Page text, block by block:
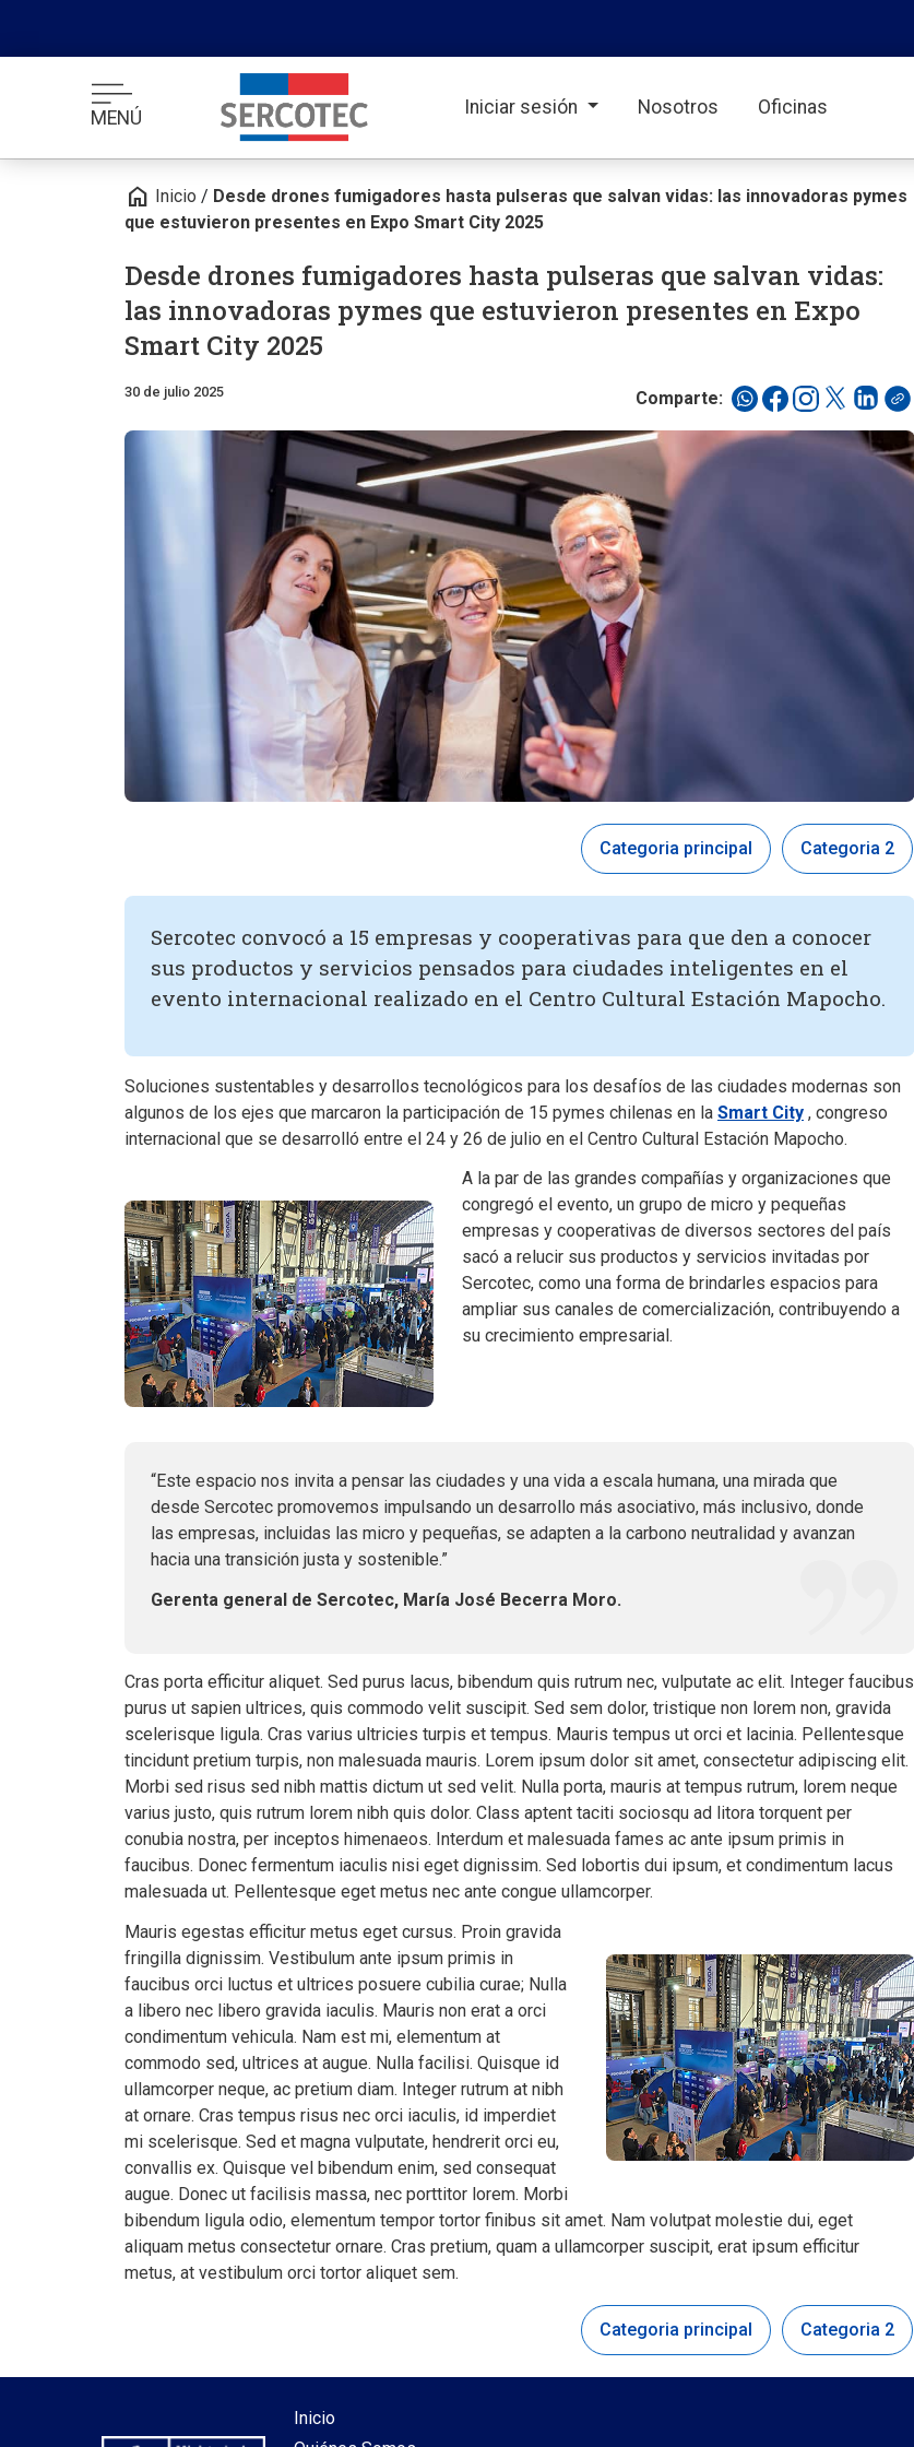
MENÚ Iniciar sesión Nosotros Oficinas
home Inicio / Desde drones fumigadores hasta pulseras que salvan vidas: las innovadoras pymes
que estuvieron presentes en Expo Smart City 2025
Desde drones fumigadores hasta pulseras que salvan vidas:
las innovadoras pymes que estuvieron presentes en Expo
Smart City 2025
30 de julio 2025 Comparte:
Categoria principal Categoria 2
Sercotec convocó a 15 empresas y cooperativas para que den a conocer
sus productos y servicios pensados para ciudades inteligentes en el
evento internacional realizado en el Centro Cultural Estación Mapocho.
Soluciones sustentables y desarrollos tecnológicos para los desafíos de las ciudades modernas son
algunos de los ejes que marcaron la participación de 15 pymes chilenas en la Smart City , congreso
internacional que se desarrolló entre el 24 y 26 de julio en el Centro Cultural Estación Mapocho.
A la par de las grandes compañías y organizaciones que
congregó el evento, un grupo de micro y pequeñas
empresas y cooperativas de diversos sectores del país
sacó a relucir sus productos y servicios invitadas por
Sercotec, como una forma de brindarles espacios para
ampliar sus canales de comercialización, contribuyendo a
su crecimiento empresarial.
“Este espacio nos invita a pensar las ciudades y una vida a escala humana, una mirada que
desde Sercotec promovemos impulsando un desarrollo más asociativo, más inclusivo, donde
las empresas, incluidas las micro y pequeñas, se adapten a la carbono neutralidad y avanzan
hacia una transición justa y sostenible.”
Gerenta general de Sercotec, María José Becerra Moro.
Cras porta efficitur aliquet. Sed purus lacus, bibendum quis rutrum nec, vulputate ac elit. Integer faucibus
purus ut sapien ultrices, quis commodo velit suscipit. Sed sem dolor, tristique non lorem non, gravida
scelerisque ligula. Cras varius ultricies turpis et tempus. Mauris tempus ut orci et lacinia. Pellentesque
tincidunt pretium turpis, non malesuada mauris. Lorem ipsum dolor sit amet, consectetur adipiscing elit.
Morbi sed risus sed nibh mattis dictum ut sed velit. Nulla porta, mauris at tempus rutrum, lorem neque
varius justo, quis rutrum lorem nibh quis dolor. Class aptent taciti sociosqu ad litora torquent per
conubia nostra, per inceptos himenaeos. Interdum et malesuada fames ac ante ipsum primis in
faucibus. Donec fermentum iaculis nisi eget dignissim. Sed lobortis dui ipsum, et condimentum lacus
malesuada ut. Pellentesque eget metus nec ante congue ullamcorper.
Mauris egestas efficitur metus eget cursus. Proin gravida
fringilla dignissim. Vestibulum ante ipsum primis in
faucibus orci luctus et ultrices posuere cubilia curae; Nulla
a libero nec libero gravida iaculis. Mauris non erat a orci
condimentum vehicula. Nam est mi, elementum at
commodo sed, ultrices at augue. Nulla facilisi. Quisque id
ullamcorper neque, ac pretium diam. Integer rutrum at nibh
at ornare. Cras tempus risus nec orci iaculis, id imperdiet
mi scelerisque. Sed et magna vulputate, hendrerit orci eu,
convallis ex. Quisque vel bibendum enim, sed consequat
augue. Donec ut facilisis massa, nec porttitor lorem. Morbi
bibendum ligula odio, elementum tempor tortor finibus sit amet. Nam volutpat molestie dui, eget
aliquam metus consectetur ornare. Cras pretium, quam a ullamcorper suscipit, erat ipsum efficitur
metus, at vestibulum orci tortor aliquet sem.
Categoria principal Categoria 2
Inicio